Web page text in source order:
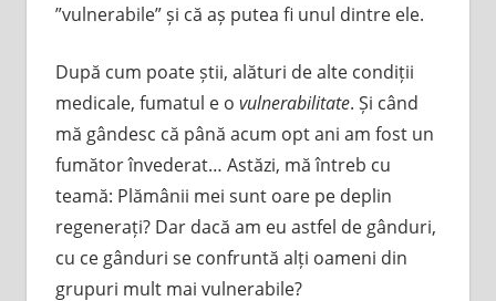
”vulnerabile” și că aș putea fi unul dintre ele.
După cum poate știi, alături de alte condiții
medicale, fumatul e o vulnerabilitate. Și când
mă gândesc că până acum opt ani am fost un
fumător învederat… Astăzi, mă întreb cu
teamă: Plămânii mei sunt oare pe deplin
regenerați? Dar dacă am eu astfel de gânduri,
cu ce gânduri se confruntă alți oameni din
grupuri mult mai vulnerabile?